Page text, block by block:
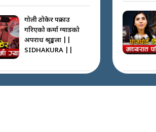
गोली ठोकेर पक्राउ
गरिएको कर्मा ग्याङको
अपराध श्रृङ्खला ||
SIDHAKURA ||
नभाँडिएको सद्भाव :